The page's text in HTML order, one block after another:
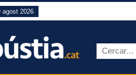
agost 2026